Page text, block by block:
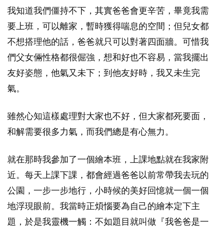
我知道我們僵持不下，其實爸爸會更辛苦，畢竟我需
要上班，可以離家，暫時獲得喘息的空間；但兒女都
不想搭理他的話，爸爸就只可以對著四面牆。可惜我
們父女倆性格都很倔強，想和好也不容易，當我擺出
友好姿態，他氣又未下；到他友好時，我又未生完
氣。
雖然心知這樣處理對大家也不好，但大家都死要面，
和解需要很多力氣，而我們總是有心無力。
就在那時我參加了一個繪本班，上課地點就在我家附
近。每天上課下課，都會經過爸爸以前常帶我去玩的
公園，一步一步地行，小時候的美好回憶就一個一個
地浮現眼前。我當時正煩惱要為自己的繪本定下主
題，於是我靈機一觸：不如題目就叫做『我爸爸是一